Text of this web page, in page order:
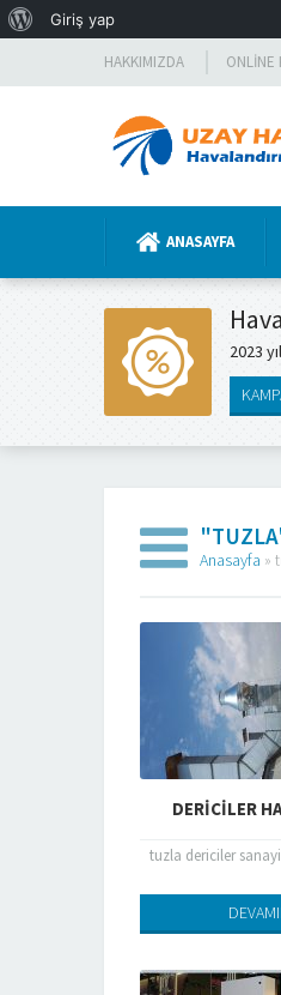
HAKKIMIZDA ONLINE
ANASAYFA
2023
Anasayfa »
DERICILER
tuzla dericiler
WordPress
Giriş yap